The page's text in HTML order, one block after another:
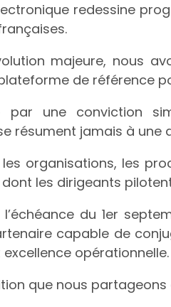
redessine
majeure, nous
de référence
par une conviction
résument jamais à une
les organisations, les
les dirigeants
du 1er
capable de
opérationnelle.
que nous